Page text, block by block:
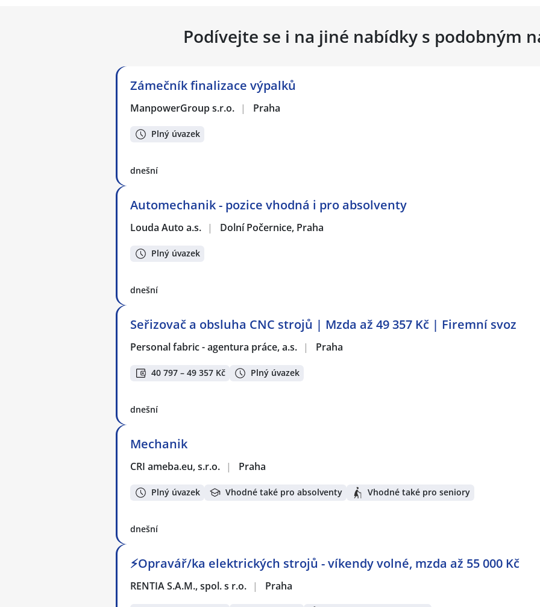
Podívejte se i na jiné nabídky s podobným
Zámečník finalizace výpalků
ManpowerGroup s.r.o. | Praha
Plný úvazek
dnešní
Automechanik - pozice vhodná i pro absolventy
Louda Auto a.s. | Dolní Počernice, Praha
Plný úvazek
dnešní
Seřizovač a obsluha CNC strojů | Mzda až 49 357 Kč | Firemní svoz
Personal fabric - agentura práce, a.s. | Praha
40 797 – 49 357 Kč Plný úvazek
dnešní
Mechanik
CRI ameba.eu, s.r.o. | Praha
Plný úvazek Vhodné také pro absolventy Vhodné také pro seniory
dnešní
⚡Opravář/ka elektrických strojů - víkendy volné, mzda až 55 000 Kč
RENTIA S.A.M., spol. s r.o. | Praha